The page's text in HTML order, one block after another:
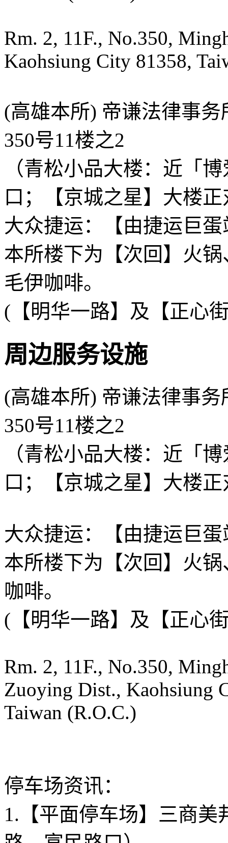
Rm. 2, 11F., No.350,
Kaohsiung City 81358,
(高雄本所) 帝谦法律事
350号11楼之2
（青松小品大楼：近「
口；【京城之星】大楼
大众捷运：【由捷运巨
本所楼下为【次回】火
毛伊咖啡。
(【明华一路】及【正心
周边服务设施
(高雄本所) 帝谦法律事
350号11楼之2
（青松小品大楼：近「
口；【京城之星】大楼
大众捷运：【由捷运巨
本所楼下为【次回】火
咖啡。
(【明华一路】及【正心
Rm. 2, 11F., No.350,
Zuoying Dist., Kaohsiung
Taiwan (R.O.C.)
停车场资讯：
1.【平面停车场】三商